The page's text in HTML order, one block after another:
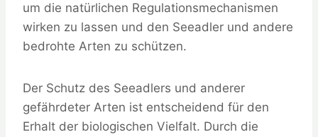
um die natürlichen Regulationsmechanismen
wirken zu lassen und den Seeadler und andere
bedrohte Arten zu schützen.
Der Schutz des Seeadlers und anderer
gefährdeter Arten ist entscheidend für den
Erhalt der biologischen Vielfalt. Durch die